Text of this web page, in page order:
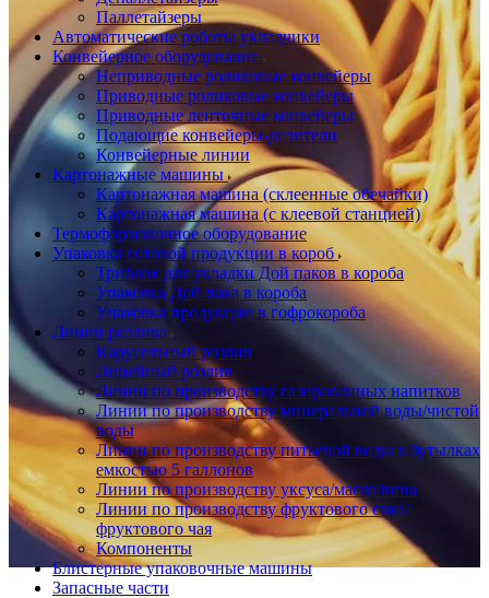
Паллетайзеры
Автоматические роботы укладчики
Конвейерное оборудование
Неприводные роликовые конвейеры
Приводные роликовые конвейеры
Приводные ленточные конвейеры
Подающие конвейеры-делители
Конвейерные линии
Картонажные машины
Картонажная машина (склеенные обечайки)
Картонажная машина (с клеевой станцией)
Термоформовочное оборудование
Упаковка готовой продукции в короб
Триблок для укладки Дой паков в короба
Упаковка Дой пака в короба
Упаковка продукции в гофрокороба
Линии розлива
Карусельный розлив
Линейный розлив
Линии по производству газированных напитков
Линии по производству минеральной воды/чистой
воды
Линии по производству питьевой воды в бутылках
емкостью 5 галлонов
Линии по производству уксуса/масла/вина
Линии по производству фруктового сока/
фруктового чая
Компоненты
Блистерные упаковочные машины
Запасные части